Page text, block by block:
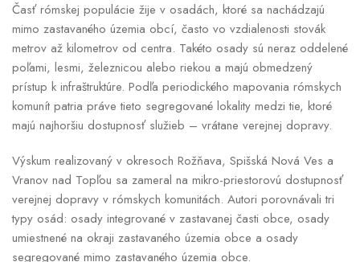
Časť rómskej populácie žije v osadách, ktoré sa nachádzajú
mimo zastavaného územia obcí, často vo vzdialenosti stovák
metrov až kilometrov od centra. Takéto osady sú neraz oddelené
poľami, lesmi, železnicou alebo riekou a majú obmedzený
prístup k infraštruktúre. Podľa periodického mapovania rómskych
komunít patria práve tieto segregované lokality medzi tie, ktoré
majú najhoršiu dostupnosť služieb – vrátane verejnej dopravy.
Výskum realizovaný v okresoch Rožňava, Spišská Nová Ves a
Vranov nad Topľou sa zameral na mikro-priestorovú dostupnosť
verejnej dopravy v rómskych komunitách. Autori porovnávali tri
typy osád: osady integrované v zastavanej časti obce, osady
umiestnené na okraji zastavaného územia obce a osady
segregované mimo zastavaného územia obce.